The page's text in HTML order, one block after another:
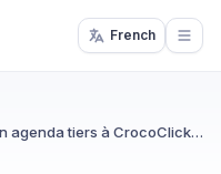
French
Connecter son agenda tiers à CrocoClick afin d’éviter les conflits de calendrier